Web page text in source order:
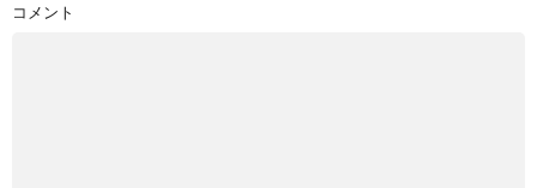
コメント